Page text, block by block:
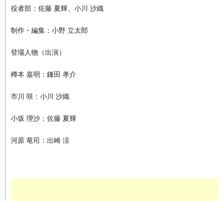
役者部：佐藤 夏輝、小川 沙織
制作・編集：小野 立太郎
登場人物（出演）
樽本 嘉明：鎌田 孝介
市川 咲：小川 沙織
小坂 理沙：佐藤 夏輝
河原 竜司：出崎 涼